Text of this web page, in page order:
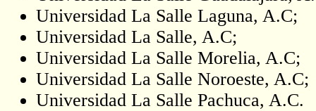
Universidad La Salle Laguna, A.C;
Universidad La Salle, A.C;
Universidad La Salle Morelia, A.C;
Universidad La Salle Noroeste,
Universidad La Salle Pachuca, A.C.